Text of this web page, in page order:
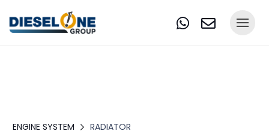
ENGINE SYSTEM RADIATOR